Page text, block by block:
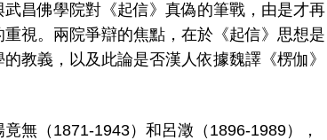
武昌佛學院對《起信》真偽的筆戰，由是才再
視。兩院爭辯的焦點，在於《起信》思想是
教義，以及此論是否漢人依據魏譯《楞伽》
無（1871-1943）和呂澂（1896-1989），